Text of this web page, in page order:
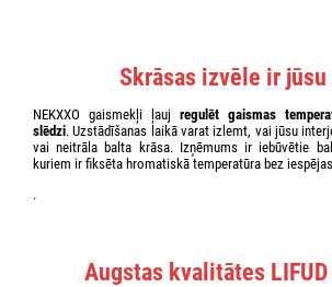
Skrāsas izvēle ir jūsu
NEKXXO gaismekļi ļauj regulēt gaismas
slēdzi. Uzstādīšanas laikā varat izlemt, vai jūsu
vai neitrāla balta krāsa. Izņēmums ir iebūvētie
kuriem ir fiksēta hromatiskā temperatūra bez
.
Augstas kvalitātes